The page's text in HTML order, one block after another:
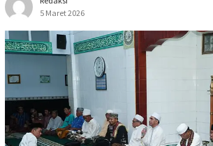
5 Maret 2026